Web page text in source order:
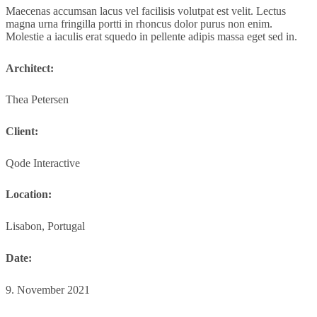
Maecenas accumsan lacus vel facilisis volutpat est velit. Lectus
magna urna fringilla portti in rhoncus dolor purus non enim.
Molestie a iaculis erat squedo in pellente adipis massa eget sed in.
Architect:
Thea Petersen
Client:
Qode Interactive
Location:
Lisabon, Portugal
Date:
9. November 2021